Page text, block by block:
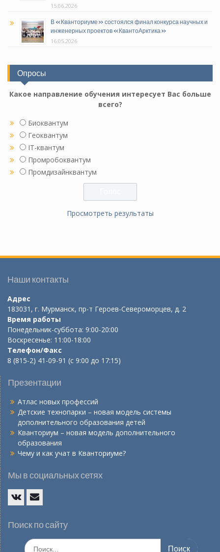
15.06.2026
В «Кванториуме» состоялся финал конкурса научных и
инженерных проектов «КвантоАрктика»
16.05.2026
Опросы
Какое направление обучения интересует Вас больше
всего?
Биоквантум
Геоквантум
IT-квантум
Промробоквантум
Промдизайнквантум
Просмотреть результаты
Наши контакты
Адрес
183031, г. Мурманск, пр-т Героев-Североморцев, д. 2
Время работы
Понедельник-суббота: 9:00-20:00
Воскресенье: 11:00-18:00
Телефон/Факс
8 (815-2) 41-09-91 (с 9:00 до 17:15)
Презентации
Атлас новых профессий
Детские технопарки – новая модель системы
дополнительного образования детей
Кванториум – новая модель дополнительного
образования
Чему и как учат в Кванториуме?
Мы в социальных сетях
mail
Поиск по сайту
Искать: